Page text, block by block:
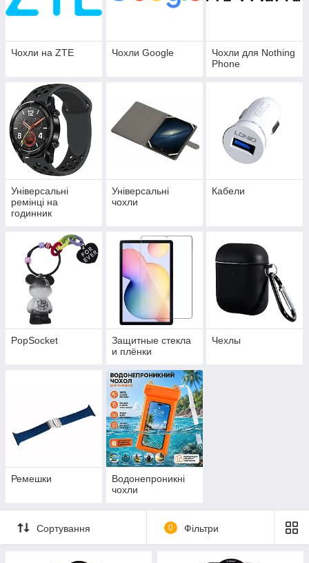
Чохли на ZTE Чохли Google
Чохли для Nothing
Phone
Універсальні
ремінці на
годинник
Універсальні
чохли
Кабели
PopSocket
Защитные стекла
и плёнки
Чехлы
Ремешки
Водонепроникні
чохли
Сортування 0 Фільтри